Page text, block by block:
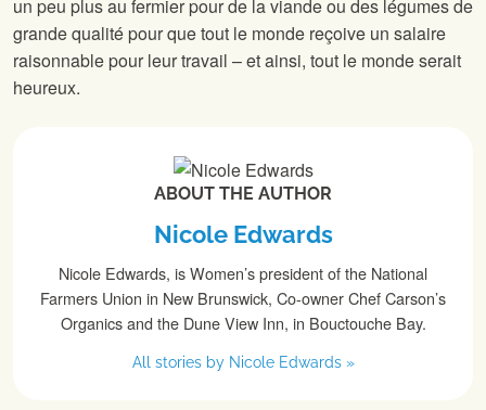
un peu plus au fermier pour de la viande ou des légumes de
grande qualité pour que tout le monde reçoive un salaire
raisonnable pour leur travail – et ainsi, tout le monde serait
heureux.
ABOUT THE AUTHOR
Nicole Edwards
Nicole Edwards, is Women’s president of the National
Farmers Union in New Brunswick, Co-owner Chef Carson’s
Organics and the Dune View Inn, in Bouctouche Bay.
All stories by Nicole Edwards »